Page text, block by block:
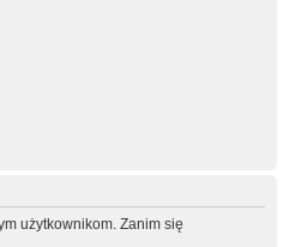
użytkownikom. Zanim się